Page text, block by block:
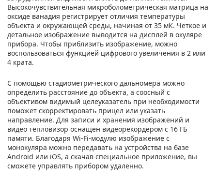
Высокочувствительная микроболометрическая матрица на
оксиде ванадия регистрирует отличия температуры
объекта и окружающей среды, начиная от 35 мК. Четкое и
детальное изображение выводится на дисплей в окуляре
прибора. Чтобы приблизить изображение, можно
воспользоваться функцией цифрового увеличения в 2 или
4 крата.
С помощью стадиометрического дальномера можно
определить расстояние до объекта, а соосный с
объективом видимый целеуказатель при необходимости
поможет скорректировать прицел или указать
направление. Для записи и хранения изображений и
видео тепловизор оснащен видеорекордером с 16 ГБ
памяти. Благодаря Wi-Fi-модулю изображение с
монокуляра можно передавать на устройства на базе
Android или iOS, а скачав специальное приложение, вы
сможете управлять прибором удаленно.